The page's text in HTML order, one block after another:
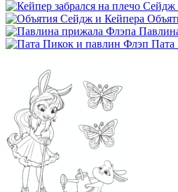
Пата